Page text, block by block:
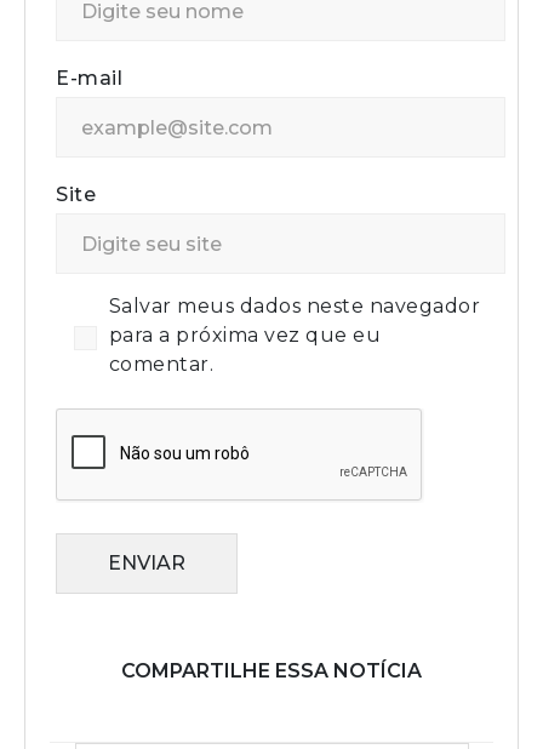
E-mail
Site
Salvar meus dados neste navegador
para a próxima vez que eu
comentar.
ENVIAR
COMPARTILHE ESSA NOTÍCIA